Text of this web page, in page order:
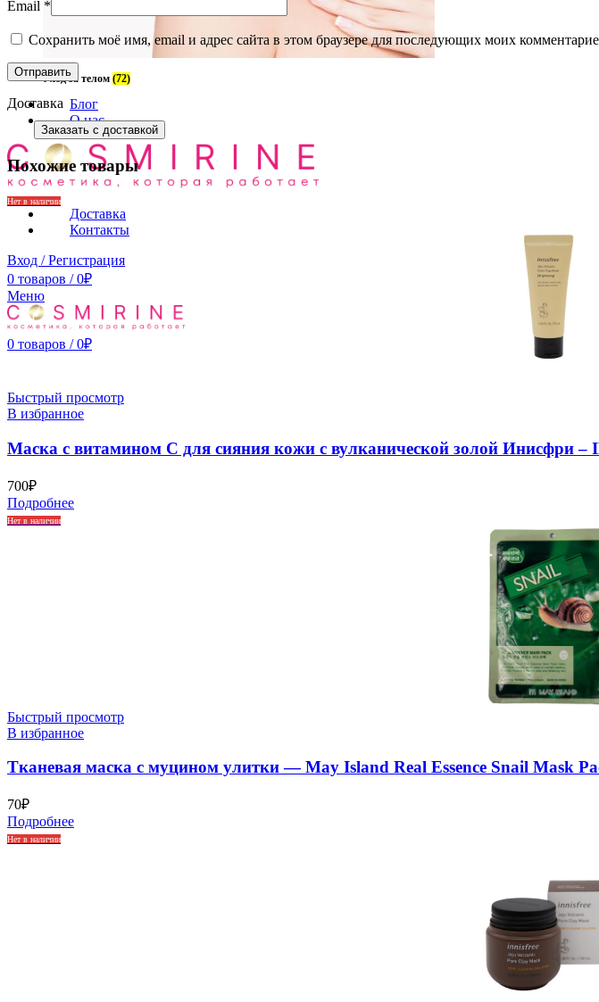
Уход за телом (72)
Блог
О нас
Доставка
Контакты
Вход / Регистрация
0 товаров / 0₽
Меню
0 товаров / 0₽
Email *
Сохранить моё имя, email и адрес сайта в этом браузере для последующих моих
Доставка
Заказать с доставкой
Похожие товары
Нет в наличии
Быстрый просмотр
В избранное
Маска с витамином С для сияния кожи с вулканической золой Инисфри –
700₽
Подробнее
Нет в наличии
Быстрый просмотр
В избранное
Тканевая маска с муцином улитки — May Island Real Essence Snail Mask
70₽
Подробнее
Нет в наличии